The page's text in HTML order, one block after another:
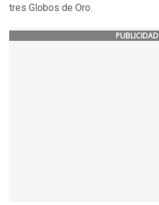
tres Globos de Oro.
PUBLICIDAD